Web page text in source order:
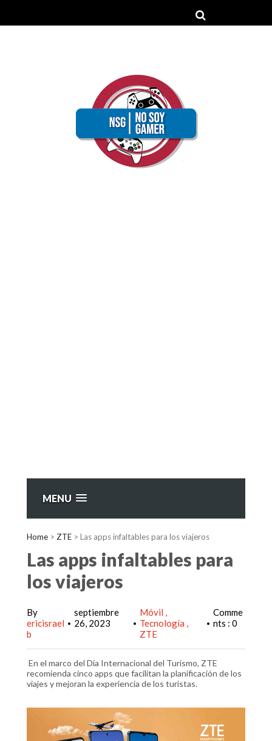
MENU
Home > ZTE > Las apps infaltables para los viajeros
Las apps infaltables para
los viajeros
By
ericisrael
b
•
septiembre
26, 2023
•
Móvil
Tecnología
ZTE
•
Comme
nts : 0
En el marco del Día Internacional del Turismo, ZTE
recomienda cinco apps que facilitan la planificación de los
viajes y mejoran la experiencia de los turistas.